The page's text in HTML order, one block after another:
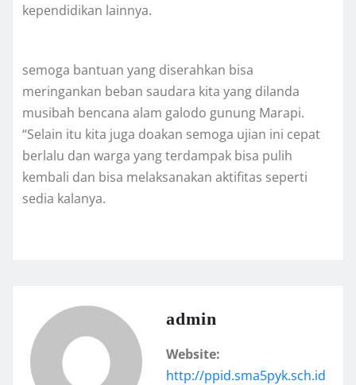
kependidikan lainnya.
semoga bantuan yang diserahkan bisa
meringankan beban saudara kita yang dilanda
musibah bencana alam galodo gunung Marapi.
“Selain itu kita juga doakan semoga ujian ini cepat
berlalu dan warga yang terdampak bisa pulih
kembali dan bisa melaksanakan aktifitas seperti
sedia kalanya.
admin
Website:
http://ppid.sma5pyk.sch.id